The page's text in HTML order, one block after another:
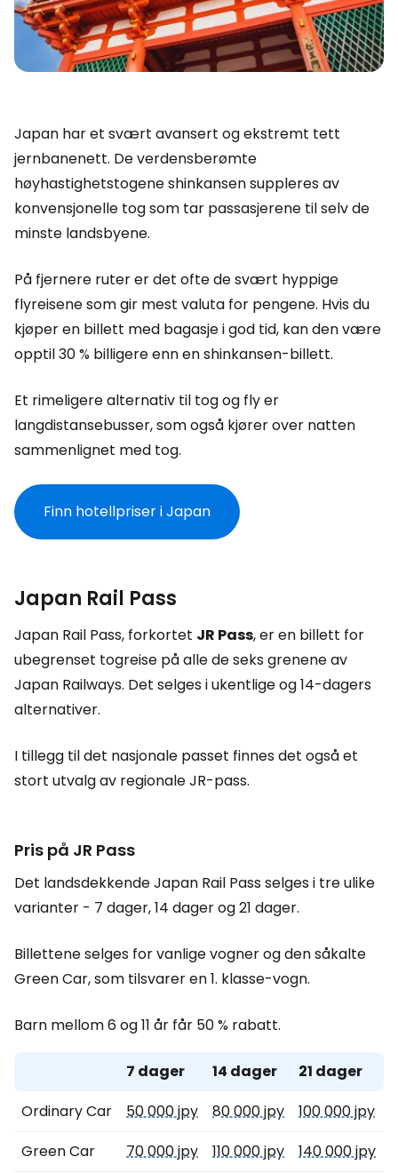
Japan har et svært avansert og ekstremt tett
jernbanenett. De verdensberømte
høyhastighetstogene shinkansen suppleres av
konvensjonelle tog som tar passasjerene til selv de
minste landsbyene.
På fjernere ruter er det ofte de svært hyppige
flyreisene som gir mest valuta for pengene. Hvis du
kjøper en billett med bagasje i god tid, kan den være
opptil 30 % billigere enn en shinkansen-billett.
Et rimeligere alternativ til tog og fly er
langdistansebusser, som også kjører over natten
sammenlignet med tog.
Finn hotellpriser i Japan
Japan Rail Pass
Japan Rail Pass, forkortet JR Pass, er en billett for
ubegrenset togreise på alle de seks grenene av
Japan Railways. Det selges i ukentlige og 14-dagers
alternativer.
I tillegg til det nasjonale passet finnes det også et
stort utvalg av regionale JR-pass.
Pris på JR Pass
Det landsdekkende Japan Rail Pass selges i tre ulike
varianter - 7 dager, 14 dager og 21 dager.
Billettene selges for vanlige vogner og den såkalte
Green Car, som tilsvarer en 1. klasse-vogn.
Barn mellom 6 og 11 år får 50 % rabatt.
7 dager 14 dager
21 dager
Ordinary Car
50 000 jpy 80 000 jpy
100 000 jpy
Green Car
70 000 jpy 110 000 jpy 140 000 jpy